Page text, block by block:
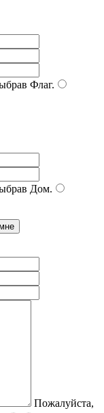
Флаг.
Дом.
Пожалуйста,